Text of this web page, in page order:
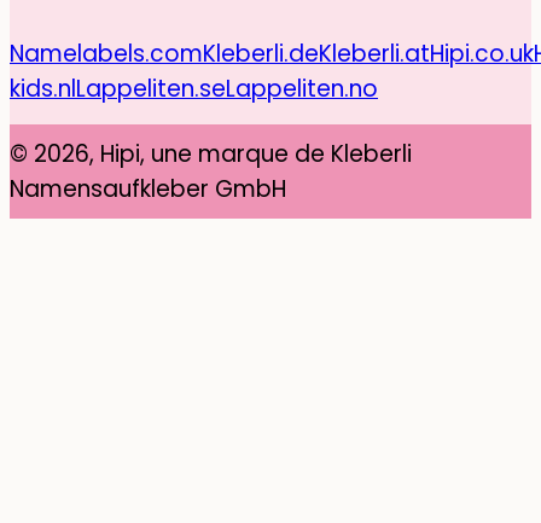
Namelabels.comKleberli.deKleberli.atHipi.co.uk
kids.nlLappeliten.seLappeliten.no
© 2026, Hipi, une marque de Kleberli
Namensaufkleber GmbH